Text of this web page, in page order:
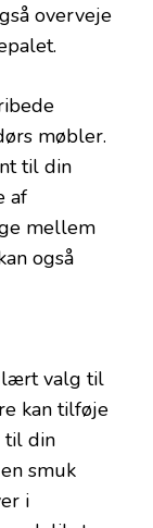
overveje
møbler.
til din
af
mellem
også
valg til
kan tilføje
til din
smuk
i